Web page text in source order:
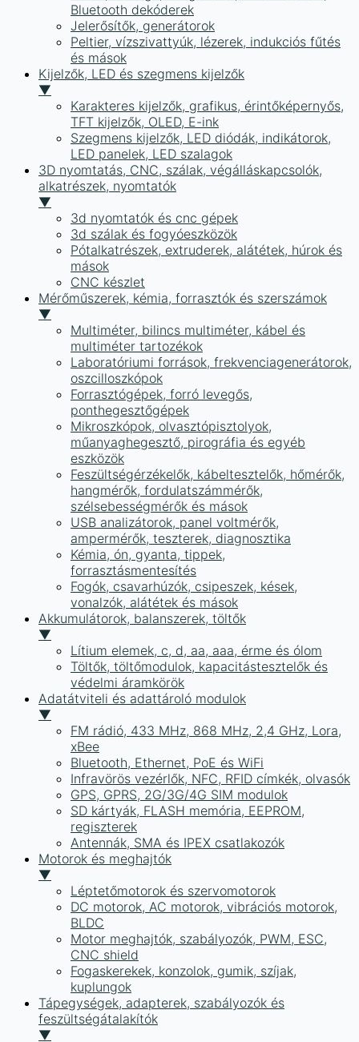
Bluetooth dekóderek
Jelerősítők, generátorok
Peltier, vízszivattyúk, lézerek, indukciós fűtés
és mások
Kijelzők, LED és szegmens kijelzők
▼
Karakteres kijelzők, grafikus, érintőképernyős,
TFT kijelzők, OLED, E-ink
Szegmens kijelzők, LED diódák, indikátorok,
LED panelek, LED szalagok
3D nyomtatás, CNC, szálak, végálláskapcsolók,
alkatrészek, nyomtatók
▼
3d nyomtatók és cnc gépek
3d szálak és fogyóeszközök
Pótalkatrészek, extruderek, alátétek, húrok és
mások
CNC készlet
Mérőműszerek, kémia, forrasztók és szerszámok
▼
Multiméter, bilincs multiméter, kábel és
multiméter tartozékok
Laboratóriumi források, frekvenciagenerátorok,
oszcilloszkópok
Forrasztógépek, forró levegős,
ponthegesztőgépek
Mikroszkópok, olvasztópisztolyok,
műanyaghegesztő, pirográfia és egyéb
eszközök
Feszültségérzékelők, kábeltesztelők, hőmérők,
hangmérők, fordulatszámmérők,
szélsebességmérők és mások
USB analizátorok, panel voltmérők,
ampermérők, teszterek, diagnosztika
Kémia, ón, gyanta, tippek,
forrasztásmentesítés
Fogók, csavarhúzók, csipeszek, kések,
vonalzók, alátétek és mások
Akkumulátorok, balanszerek, töltők
▼
Lítium elemek, c, d, aa, aaa, érme és ólom
Töltők, töltőmodulok, kapacitástesztelők és
védelmi áramkörök
Adatátviteli és adattároló modulok
▼
FM rádió, 433 MHz, 868 MHz, 2,4 GHz, Lora,
xBee
Bluetooth, Ethernet, PoE és WiFi
Infravörös vezérlők, NFC, RFID címkék, olvasók
GPS, GPRS, 2G/3G/4G SIM modulok
SD kártyák, FLASH memória, EEPROM,
regiszterek
Antennák, SMA és IPEX csatlakozók
Motorok és meghajtók
▼
Léptetőmotorok és szervomotorok
DC motorok, AC motorok, vibrációs motorok,
BLDC
Motor meghajtók, szabályozók, PWM, ESC,
CNC shield
Fogaskerekek, konzolok, gumik, szíjak,
kuplungok
Tápegységek, adapterek, szabályozók és
feszültségátalakítók
▼